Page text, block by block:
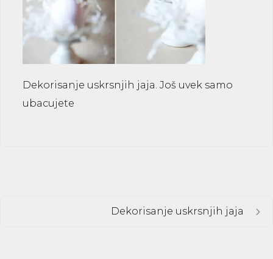
Dekorisanje uskrsnjih jaja. Još uvek samo
ubacujete
Dekorisanje uskrsnjih jaja